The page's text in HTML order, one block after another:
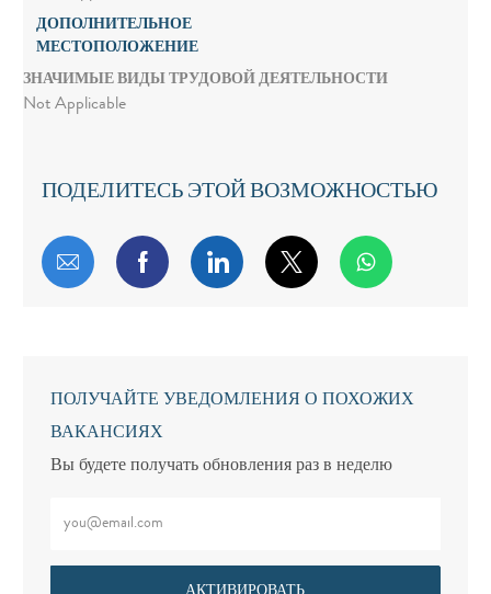
ДОПОЛНИТЕЛЬНОЕ
МЕСТОПОЛОЖЕНИЕ
ЗНАЧИМЫЕ ВИДЫ ТРУДОВОЙ ДЕЯТЕЛЬНОСТИ
Not Applicable
ПОДЕЛИТЕСЬ ЭТОЙ ВОЗМОЖНОСТЬЮ
Поделиться по электронной почте
Поделиться через Facebook
Поделиться через LinkedIn
Поделиться через
ПОЛУЧАЙТЕ УВЕДОМЛЕНИЯ О ПОХОЖИХ
ВАКАНСИЯХ
Вы будете получать обновления раз в неделю